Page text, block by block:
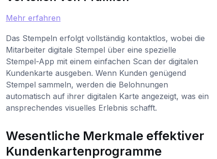
Mehr erfahren
Das Stempeln erfolgt vollständig kontaktlos, wobei die
Mitarbeiter digitale Stempel über eine spezielle
Stempel-App mit einem einfachen Scan der digitalen
Kundenkarte ausgeben. Wenn Kunden genügend
Stempel sammeln, werden die Belohnungen
automatisch auf ihrer digitalen Karte angezeigt, was ein
ansprechendes visuelles Erlebnis schafft.
Wesentliche Merkmale effektiver
Kundenkartenprogramme